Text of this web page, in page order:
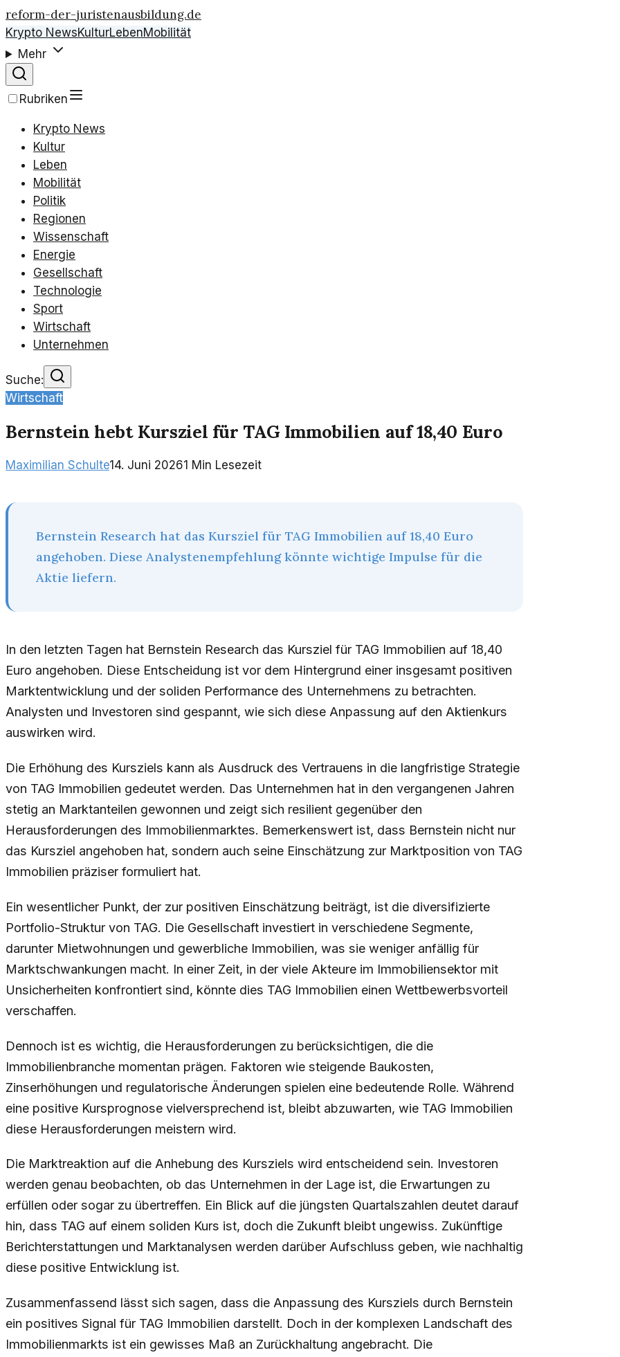
reform-der-juristenausbildung.de
Krypto NewsKulturLebenMobilität
Mehr
Rubriken
Krypto News
Kultur
Leben
Mobilität
Politik
Regionen
Wissenschaft
Energie
Gesellschaft
Technologie
Sport
Wirtschaft
Unternehmen
Suche:
Wirtschaft
Bernstein hebt Kursziel für TAG Immobilien auf 18,40 Euro
Maximilian Schulte14. Juni 20261 Min Lesezeit
Bernstein Research hat das Kursziel für TAG Immobilien auf 18,40 Euro
angehoben. Diese Analystenempfehlung könnte wichtige Impulse für die
Aktie liefern.
In den letzten Tagen hat Bernstein Research das Kursziel für TAG Immobilien auf 18,40
Euro angehoben. Diese Entscheidung ist vor dem Hintergrund einer insgesamt positiven
Marktentwicklung und der soliden Performance des Unternehmens zu betrachten.
Analysten und Investoren sind gespannt, wie sich diese Anpassung auf den Aktienkurs
auswirken wird.
Die Erhöhung des Kursziels kann als Ausdruck des Vertrauens in die langfristige Strategie
von TAG Immobilien gedeutet werden. Das Unternehmen hat in den vergangenen Jahren
stetig an Marktanteilen gewonnen und zeigt sich resilient gegenüber den
Herausforderungen des Immobilienmarktes. Bemerkenswert ist, dass Bernstein nicht nur
das Kursziel angehoben hat, sondern auch seine Einschätzung zur Marktposition von TAG
Immobilien präziser formuliert hat.
Ein wesentlicher Punkt, der zur positiven Einschätzung beiträgt, ist die diversifizierte
Portfolio-Struktur von TAG. Die Gesellschaft investiert in verschiedene Segmente,
darunter Mietwohnungen und gewerbliche Immobilien, was sie weniger anfällig für
Marktschwankungen macht. In einer Zeit, in der viele Akteure im Immobiliensektor mit
Unsicherheiten konfrontiert sind, könnte dies TAG Immobilien einen Wettbewerbsvorteil
verschaffen.
Dennoch ist es wichtig, die Herausforderungen zu berücksichtigen, die die
Immobilienbranche momentan prägen. Faktoren wie steigende Baukosten,
Zinserhöhungen und regulatorische Änderungen spielen eine bedeutende Rolle. Während
eine positive Kursprognose vielversprechend ist, bleibt abzuwarten, wie TAG Immobilien
diese Herausforderungen meistern wird.
Die Marktreaktion auf die Anhebung des Kursziels wird entscheidend sein. Investoren
werden genau beobachten, ob das Unternehmen in der Lage ist, die Erwartungen zu
erfüllen oder sogar zu übertreffen. Ein Blick auf die jüngsten Quartalszahlen deutet darauf
hin, dass TAG auf einem soliden Kurs ist, doch die Zukunft bleibt ungewiss. Zukünftige
Berichterstattungen und Marktanalysen werden darüber Aufschluss geben, wie nachhaltig
diese positive Entwicklung ist.
Zusammenfassend lässt sich sagen, dass die Anpassung des Kursziels durch Bernstein
ein positives Signal für TAG Immobilien darstellt. Doch in der komplexen Landschaft des
Immobilienmarkts ist ein gewisses Maß an Zurückhaltung angebracht. Die